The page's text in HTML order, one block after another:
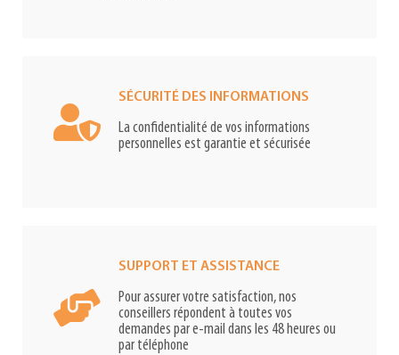
SÉCURITÉ DES INFORMATIONS
La confidentialité de vos informations
personnelles est garantie et sécurisée
SUPPORT ET ASSISTANCE
Pour assurer votre satisfaction, nos
conseillers répondent à toutes vos
demandes par e-mail dans les 48 heures ou
par téléphone